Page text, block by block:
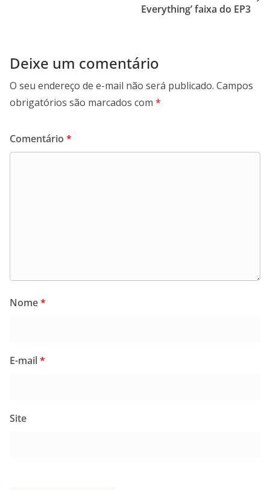
Everything’ faixa do EP3
Deixe um comentário
O seu endereço de e-mail não será publicado. Campos
obrigatórios são marcados com *
Comentário *
Nome*
E-mail*
Site